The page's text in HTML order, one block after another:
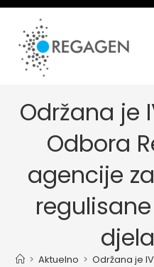
Skip
content
Održana je
Odbora
agencije
> Aktuelno > Održana je